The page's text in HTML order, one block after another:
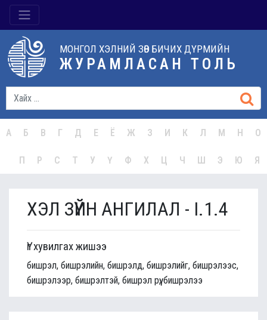
МОНГОЛ ХЭЛНИЙ ЗӨВ БИЧИХ ДҮРМИЙН
ЖУРАМЛАСАН ТОЛЬ
А Б В Г Д Е Ё Ж З И К Л М Н О
П Р С Т У Ү Ф Х Ц Ч Ш Э Ю Я
ХЭЛ ЗҮЙН АНГИЛАЛ - I.1.4
Үг хувилгах жишээ
бишрэл, бишрэлийн, бишрэлд, бишрэлийг, бишрэлээс,
бишрэлээр, бишрэлтэй, бишрэл рүү, бишрэлээ